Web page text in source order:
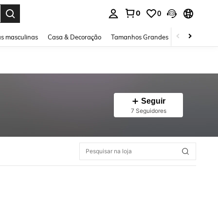
0 0
masculinas Casa & Decoração Tamanhos Grandes Joias e
Seguir
7 Seguidores